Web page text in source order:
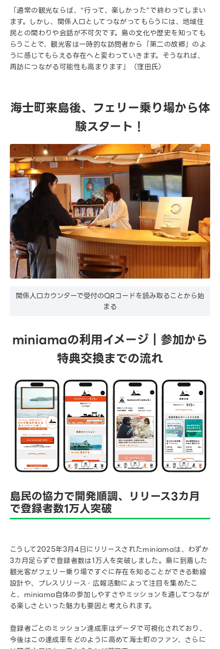
「通常の観光ならば、“行って、楽しかった”で終わってしまい
ます。しかし、関係人口としてつながってもらうには、地域住
民との関わりや会話が不可欠です。島の文化や歴史を知っても
らうことで、観光客は一時的な訪問者から「第二の故郷」のよ
うに感じてもらえる存在へと変わっていきます。そうなれば、
再訪につながる可能性も高まります」（窪田氏）
海士町来島後、フェリー乗り場から体
験スタート！
関係人口カウンターで受付のQRコードを読み取ることから始
まる
miniamaの利用イメージ｜参加から
特典交換までの流れ
島民の協力で開発順調、リリース3カ月
で登録者数1万人突破
こうして2025年3月4日にリリースされたminiamaは、わずか
3カ月足らずで登録者数は1万人を突破しました。島に到着した
観光客がフェリー乗り場ですぐに存在を知ることができる動線
設計や、プレスリリース・広報活動によって注目を集めたこ
と、miniama自体の参加しやすさやミッションを通してつなが
る楽しさといった魅力も要因と考えられます。
登録者ごとのミッション達成率はデータで可視化されており、
今後はこの達成率をどのように高めて海士町のファン、さらに